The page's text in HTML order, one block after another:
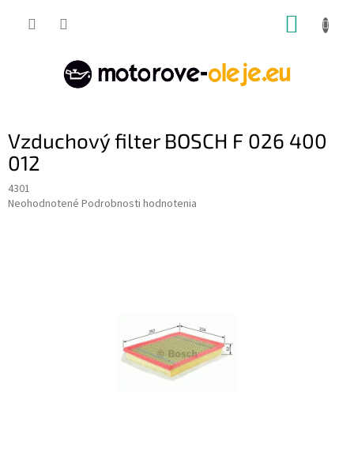
Vzduchový filter BOSCH F 026 400
012
4301
Priemerné
Neohodnotené Podrobnosti hodnotenia